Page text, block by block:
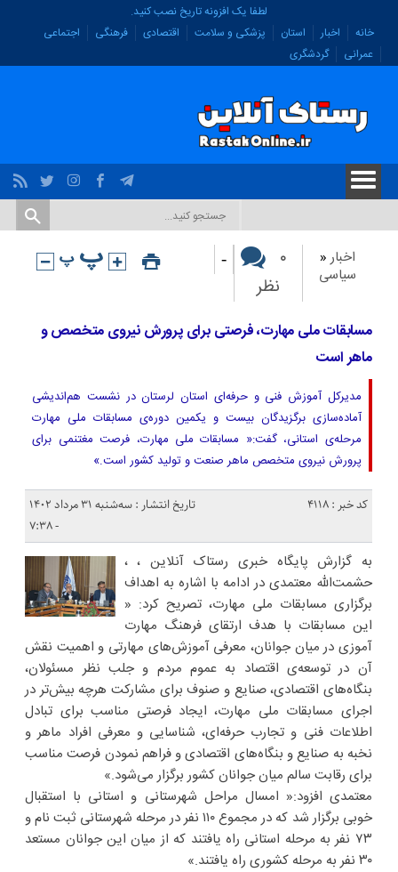
لطفا یک افزونه تاریخ نصب کنید.
خانه
اخبار استان پزشکی و سلامت اقتصادی فرهنگی
اجتماعی
عمرانی
گردشگری
اخبار«
سیاسی
۰
نظر
-
مسابقات ملی مهارت، فرصتی برای پرورش نیروی متخصص و
ماهر است
مدیرکل آموزش فنی و حرفه‌ای استان لرستان در نشست هم‌اندیشی
آماده‌سازی برگزیدگان بیست و یکمین دوره‌ی مسابقات ملی مهارت
مرحله‌ی استانی، گفت:« مسابقات ملی مهارت، فرصت مغتنمی برای
پرورش نیروی متخصص ماهر صنعت و تولید کشور است.»
کد خبر : 4118
تاریخ انتشار : سه‌شنبه ۳۱ مرداد ۱۴۰۲
- ۷:۳۸
به گزارش پایگاه خبری رستاک آنلاین ، ،
حشمت‌الله معتمدی در ادامه با اشاره به اهداف
برگزاری مسابقات ملی مهارت، تصریح کرد: «
این مسابقات با هدف ارتقای فرهنگ مهارت
آموزی در میان جوانان، معرفی آموزش‌های مهارتی و اهمیت نقش
آن در توسعه‌ی اقتصاد به عموم مردم و جلب نظر مسئولان،
بنگاه‌های اقتصادی، صنایع و صنوف برای مشارکت هرچه بیش‌تر در
اجرای مسابقات ملی مهارت، ایجاد فرصتی مناسب برای تبادل
اطلاعات فنی و تجارب حرفه‌ای، شناسایی و معرفی افراد ماهر و
نخبه به صنایع و بنگاه‌های اقتصادی و فراهم نمودن فرصت مناسب
برای رقابت سالم میان جوانان کشور برگزار می‌شود.»
معتمدی افزود:« امسال مراحل شهرستانی و استانی با استقبال
خوبی برگزار شد که در مجموع ۱۱۰ نفر در مرحله شهرستانی ثبت نام و
۷۳ نفر به مرحله استانی راه یافتند که از میان این جوانان مستعد
۳۰ نفر به مرحله کشوری راه یافتند.»